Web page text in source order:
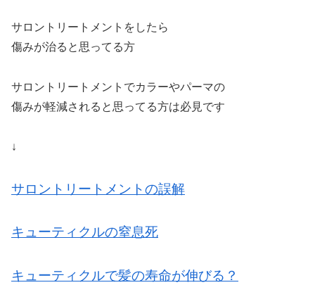
サロントリートメントをしたら
傷みが治ると思ってる方
サロントリートメントでカラーやパーマの
傷みが軽減されると思ってる方は必見です
↓
サロントリートメントの誤解
キューティクルの窒息死
キューティクルで髪の寿命が伸びる？